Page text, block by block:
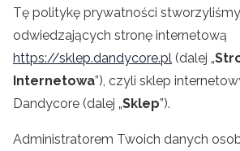
Tę politykę prywatności
odwiedzających stronę internetową
https://sklep.dandycore.pl (dalej „
Internetowa”), czyli sklep
Dandycore (dalej „Sklep”).
Administratorem Twoich danych